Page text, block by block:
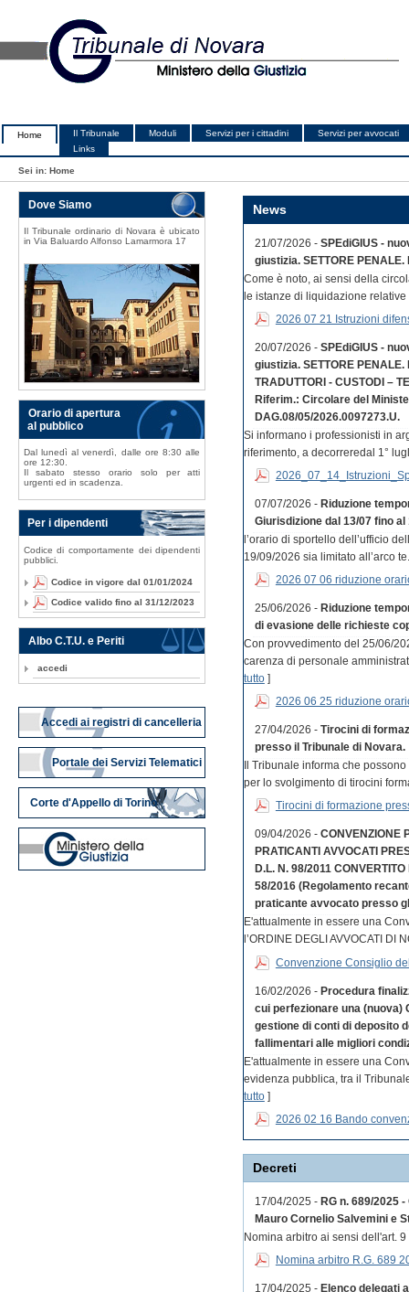
Home Il Tribunale Moduli Servizi per i cittadini
Servizi per avvocati
Links
Sei in: Home
News
21/07/2026 - SPEdiGIUS -
giustizia. SETTORE
Come è noto, ai sensi della
le istanze di liquidazione
2026 07 21 Istruzioni
20/07/2026 - SPEdiGIUS -
giustizia. SETTORE
TRADUTTORI - CUSTODI –
Riferim.: Circolare del
DAG.08/05/2026.0097273.U.
Si informano i professionisti in
riferimento, a decorreredal 1°
07/07/2026 - Riduzione
Giurisdizione dal 13/07 fino al
l’orario di sportello dell’ufficio
19/09/2026 sia limitato all’arco
2026 07 06 riduzione
25/06/2026 - Riduzione
di evasione delle richieste
Con provvedimento del 25/06/
carenza di personale
tutto]
2026 06 25 riduzione
27/04/2026 - Tirocini di
presso il Tribunale di Novara.
Il Tribunale informa che
per lo svolgimento di tirocini
Tirocini di formazione
09/04/2026 - CONVENZIONE
PRATICANTI AVVOCATI
D.L. N. 98/2011
58/2016 (Regolamento
praticante avvocato presso
E'attualmente in essere una
l’ORDINE DEGLI AVVOCATI DI
Convenzione Consiglio
16/02/2026 - Procedura
cui perfezionare una (nuova)
gestione di conti di deposito
fallimentari alle migliori
E'attualmente in essere una
evidenza pubblica, tra il
tutto]
2026 02 16 Bando
Decreti
17/04/2025 - RG n. 689/2025
Mauro Cornelio Salvemini e
Nomina arbitro ai sensi dell'art.
Nomina arbitro R.G. 689
17/04/2025 - Elenco delegati
Dove Siamo
Il Tribunale ordinario di Novara è ubicato
in Via Baluardo Alfonso Lamarmora 17
Orario di apertura
al pubblico
Dal lunedì al venerdì, dalle ore 8:30 alle
ore 12:30.
Il sabato stesso orario solo per atti
urgenti ed in scadenza.
Per i dipendenti
Codice di comportamente dei dipendenti
pubblici.
Codice in vigore dal 01/01/2024
Codice valido fino al 31/12/2023
Albo C.T.U. e Periti
accedi
Accedi ai registri di cancelleria
Portale dei Servizi Telematici
Corte d'Appello di Torino